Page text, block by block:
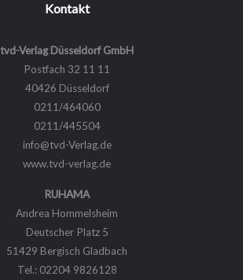
Kontakt
tvd-Verlag Düsseldorf GmbH
Postfach 32 11 11
40426 Düsseldorf
0211/464060
0211/445504
info@tvd-Verlag.de
www.tvd-verlag.de
RUHAMA
Andrea Hommelsheim
Deutscher Platz 5
51429 Bergisch Gladbach
Tel.: 02204 9826128